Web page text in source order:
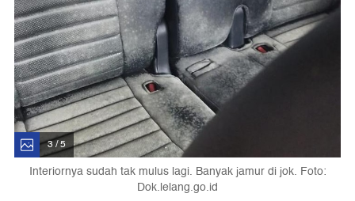
3 / 5
Interiornya sudah tak mulus lagi. Banyak jamur di jok. Foto:
Dok.lelang.go.id